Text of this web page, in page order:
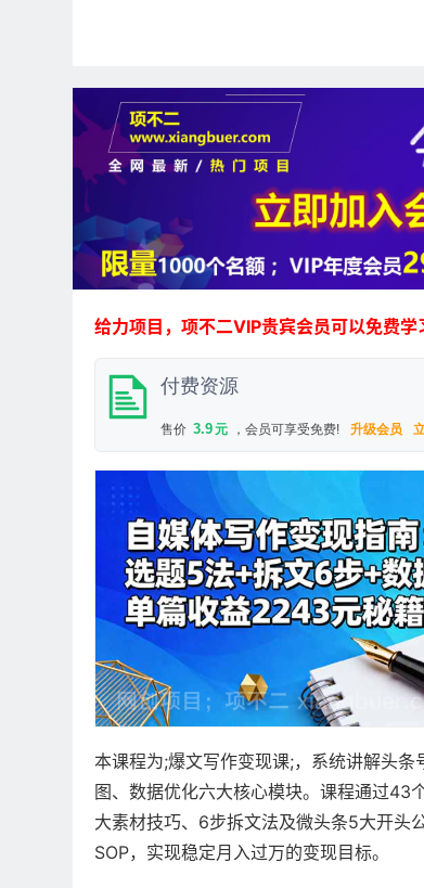
给力项目，项不二VIP贵宾会员可以免费学
付费资源
售价 3.9元 ，会员可享受免费! 升级会员
本课程为;爆文写作变现课;，系统讲解头
图、数据优化六大核心模块。课程通过43
大素材技巧、6步拆文法及微头条5大开头
SOP，实现稳定月入过万的变现目标。